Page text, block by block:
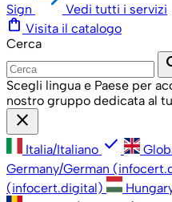
Sign Vedi tutti i servizi
shopping_bag Visita il catalogo
Cerca
Scegli lingua e Paese per
nostro gruppo dedicata al
close
Italia/Italiano check
Germany/German
(infocert.digital)